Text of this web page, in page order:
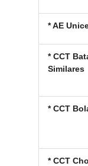
* AE
* CCT
Similares
* CCT
* CCT